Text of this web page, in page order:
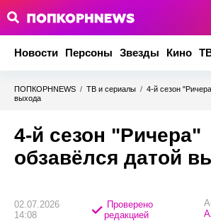
Новости Персоны Звезды Кино
ПОПКОРНNEWS / ТВ и сериалы / 4-й сезон
выхода
4-й сезон "Ричера"
обзавёлся датой
02.07.2026
14:08
Проверено
редакцией